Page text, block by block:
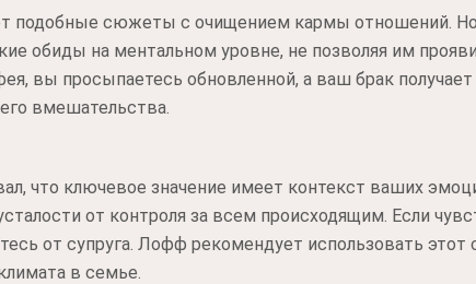
подобные сюжеты с очищением кармы отношений.
обиды на ментальном уровне, не позволяя им
вы просыпаетесь обновленной, а ваш брак
вмешательства.
что ключевое значение имеет контекст ваших
от контроля за всем происходящим. Если
от супруга. Лофф рекомендует использовать
в семье.